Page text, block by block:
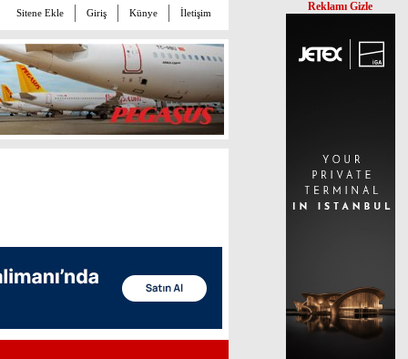
Sitene Ekle Giriş Künye İletişim Reklamı Gizle